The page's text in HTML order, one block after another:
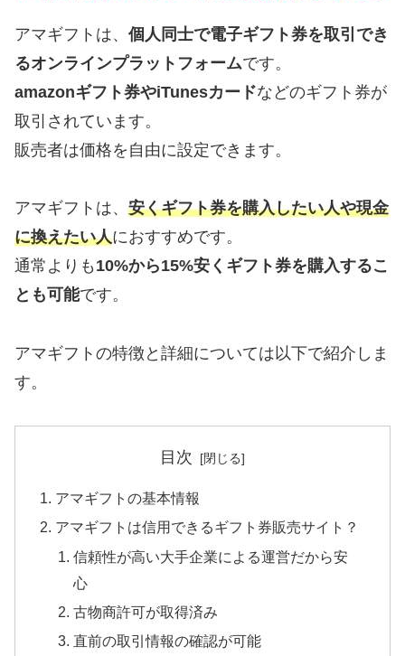
アマギフトは、 個人同士で電子ギフト券を取引でき
るオンラインプラットフォームです。
amazonギフト券やiTunesカードなどのギフト券が
取引されています。
販売者は価格を自由に設定できます。
アマギフトは、 安くギフト券を購入したい人や現金
に換えたい人におすすめです。
通常よりも 10%から15%安くギフト券を購入するこ
とも可能です。
アマギフトの特徴と詳細については以下で紹介しま
す。
目次
アマギフトの基本情報
アマギフトは信用できるギフト券販売サイト？
信頼性が高い大手企業による運営だから安
心
古物商許可が取得済み
直前の取引情報の確認が可能